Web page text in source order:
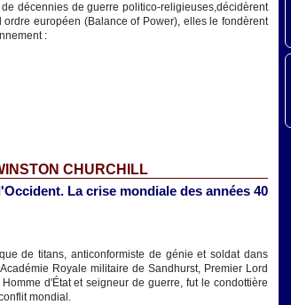
décennies de guerre politico-religieuses,décidèrent
européen (Balance of Power), elles le fondèrent
:
CHURCHILL
La crise mondiale des années 40
de titans, anticonformiste de génie et soldat dans
Royale militaire de Sandhurst, Premier Lord
d'État et seigneur de guerre, fut le condottière
mondial.